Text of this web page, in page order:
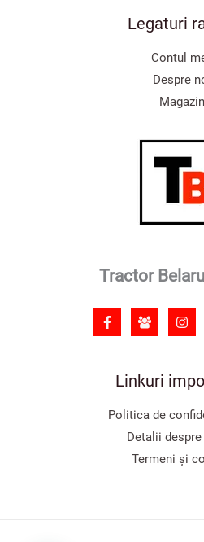
Legaturi
Contul
Despre
Magazin
Tractor
Linkuri
Politica de
Detalii
Termeni și